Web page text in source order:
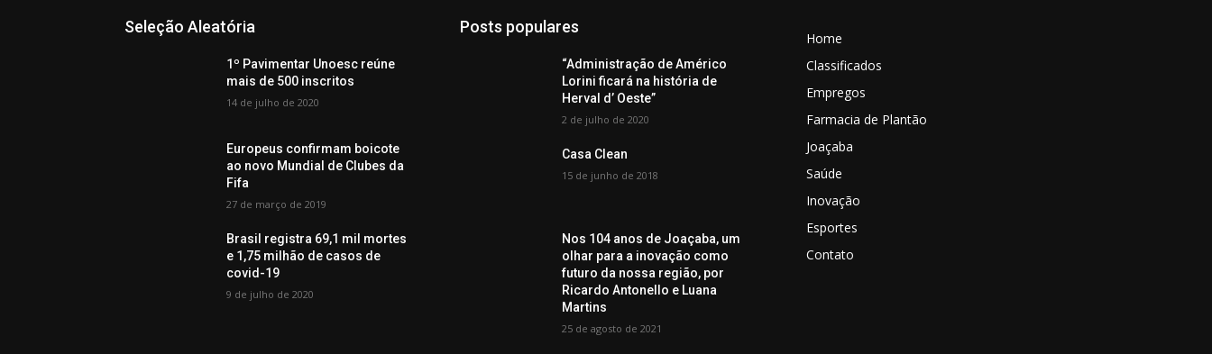
Seleção Aleatória
1º Pavimentar Unoesc reúne
mais de 500 inscritos
14 de julho de 2020
Europeus confirmam boicote
ao novo Mundial de Clubes da
Fifa
27 de março de 2019
Brasil registra 69,1 mil mortes
e 1,75 milhão de casos de
covid-19
9 de julho de 2020
Posts populares
“Administração de Américo
Lorini ficará na história de
Herval d’ Oeste”
2 de julho de 2020
Casa Clean
15 de junho de 2018
Nos 104 anos de Joaçaba, um
olhar para a inovação como
futuro da nossa região, por
Ricardo Antonello e Luana
Martins
25 de agosto de 2021
Home
Classificados
Empregos
Farmacia de Plantão
Joaçaba
Saúde
Inovação
Esportes
Contato